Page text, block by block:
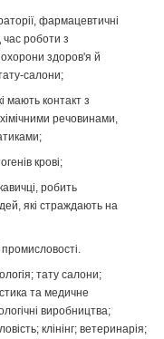
фармацевтичні
час роботи з
здоров'я й
салони;
мають контакт з
речовинами,
крові;
робить
які страждають на
тату салони;
та медичне
виробництва;
клінінг; ветеринарія;